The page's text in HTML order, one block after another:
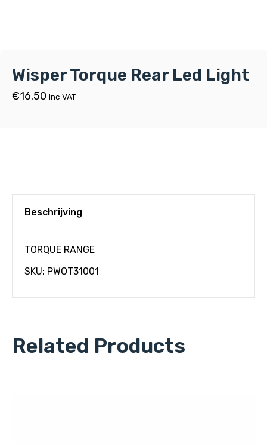
Wisper Torque Rear Led Light
€16.50 inc VAT
Beschrijving
TORQUE RANGE
SKU: PWOT31001
Related Products